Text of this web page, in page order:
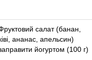
салат (банан,
ананас, апельсин)
йогуртом (100 г)